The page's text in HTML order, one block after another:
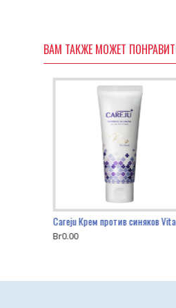
ВАМ ТАКЖЕ МОЖЕТ
Careju Крем против синяков Vitacare BS Cream Plus Edition, 100 мл
Br0.00